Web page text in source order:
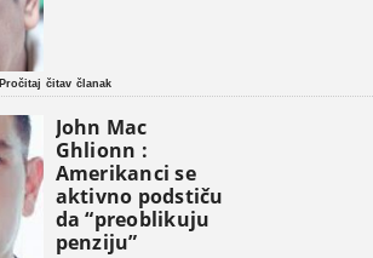
Pročitaj čitav članak
John Mac
Ghlionn :
Amerikanci se
aktivno podstiču
da “preoblikuju
penziju”